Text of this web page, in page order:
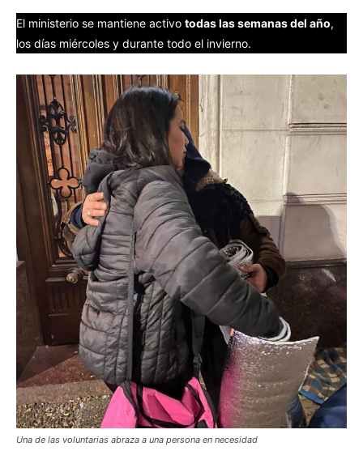
El ministerio se mantiene activo todas las semanas del año,
los días miércoles y durante todo el invierno.
Una de las voluntarias abraza a una persona en necesidad